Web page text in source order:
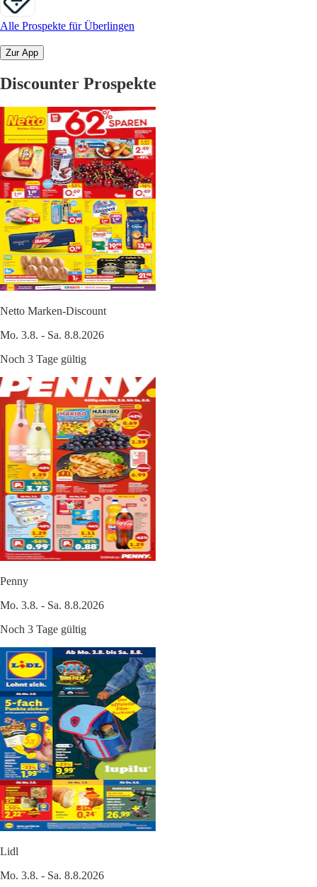
Alle Prospekte für Überlingen
Zur App
Discounter Prospekte
Netto Marken-Discount
Mo. 3.8. - Sa. 8.8.2026
Noch 3 Tage gültig
Penny
Mo. 3.8. - Sa. 8.8.2026
Noch 3 Tage gültig
Lidl
Mo. 3.8. - Sa. 8.8.2026